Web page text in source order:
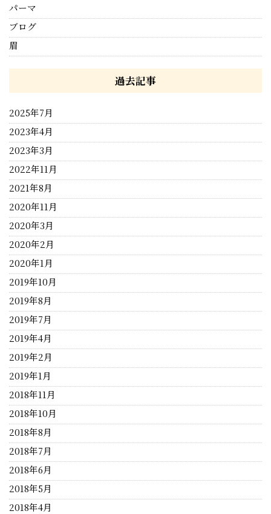
パーマ
ブログ
眉
過去記事
2025年7月
2023年4月
2023年3月
2022年11月
2021年8月
2020年11月
2020年3月
2020年2月
2020年1月
2019年10月
2019年8月
2019年7月
2019年4月
2019年2月
2019年1月
2018年11月
2018年10月
2018年8月
2018年7月
2018年6月
2018年5月
2018年4月